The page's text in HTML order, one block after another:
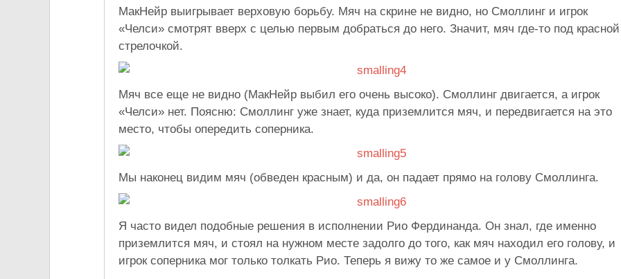
МакНейр выигрывает верховую борьбу. Мяч на скрине не видно, но Смоллинг и игрок
«Челси» смотрят вверх с целью первым добраться до него. Значит, мяч где-то под красной
стрелочкой.
Мяч все еще не видно (МакНейр выбил его очень высоко). Смоллинг двигается, а игрок
«Челси» нет. Поясню: Смоллинг уже знает, куда приземлится мяч, и передвигается на это
место, чтобы опередить соперника.
Мы наконец видим мяч (обведен красным) и да, он падает прямо на голову Смоллинга.
Я часто видел подобные решения в исполнении Рио Фердинанда. Он знал, где именно
приземлится мяч, и стоял на нужном месте задолго до того, как мяч находил его голову, и
игрок соперника мог только толкать Рио. Теперь я вижу то же самое и у Смоллинга.